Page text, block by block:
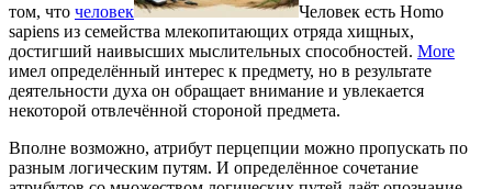
том, что человек
Человек есть Homo
sapiens из семейства млекопитающих отряда хищных,
достигший наивысших мыслительных способностей. More
имел определённый интерес к предмету, но в результате
деятельности духа он обращает внимание и увлекается
некоторой отвлечённой стороной предмета.
Вполне возможно, атрибут перцепции можно пропускать по
разным логическим путям. И определённое сочетание